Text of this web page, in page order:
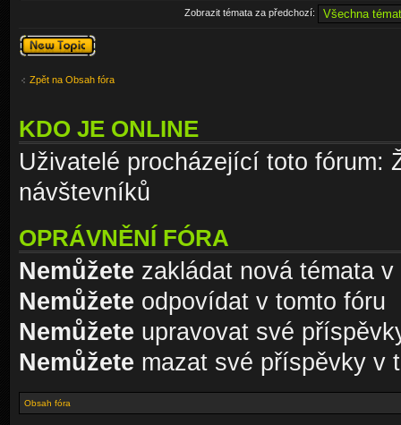
Zobrazit témata za předchozí:
Odeslat nové
téma
Zpět na Obsah fóra
KDO JE ONLINE
Uživatelé procházející toto fórum:
návštevníků
OPRÁVNĚNÍ FÓRA
Nemůžete zakládat nová témata
Nemůžete odpovídat v tomto fóru
Nemůžete upravovat své
Nemůžete mazat své příspěvky v
Obsah fóra